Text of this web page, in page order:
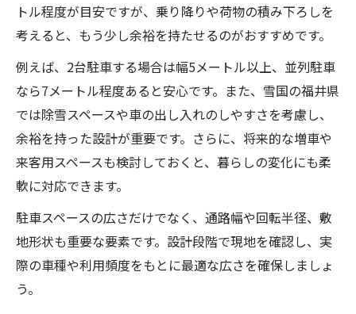
トル程度が目安ですが、乗り降りや荷物の積み下ろしを
考えると、もう少し余裕を持たせるのがおすすめです。
例えば、2台駐車する場合は幅5メートル以上、並列駐車
なら7メートル程度あると安心です。また、雪国の福井県
では除雪スペースや車の出し入れのしやすさを考慮し、
余裕を持った設計が重要です。さらに、将来的な増車や
来客用スペースも検討しておくと、暮らしの変化にも柔
軟に対応できます。
駐車スペースの広さだけでなく、通路幅や回転半径、敷
地形状も重要な要素です。設計段階で現地を確認し、実
際の車種や利用頻度をもとに最適な広さを確保しましょ
う。